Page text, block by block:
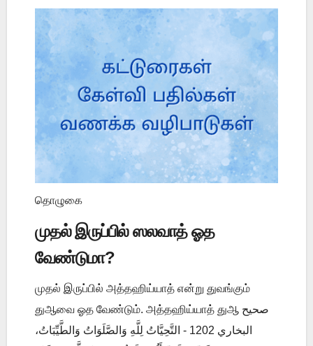
தொழுகை
முதல் இருப்பில் ஸலவாத் ஓத
வேண்டுமா?
முதல் இருப்பில் அத்தஹிய்யாத் என்று துவங்கும்
துஆவை ஓத வேண்டும். அத்தஹிய்யாத் துஆ صحيح
البخاري 1202 - التَّحِيَّاتُ لِلَّهِ وَالصَّلَوَاتُ وَالطَّيِّبَاتُ،